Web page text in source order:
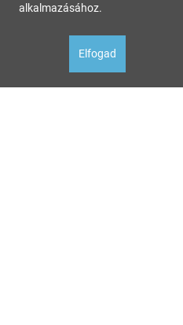
alkalmazásához.
Elfogad